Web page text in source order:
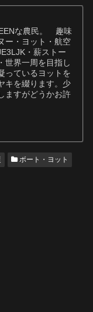
な農民。 趣味
ー・ヨット・航空
・薪ストー
界一周を目指し
ているヨットを
キを綴ります。少
ますがどうかお許
ボート・ヨット